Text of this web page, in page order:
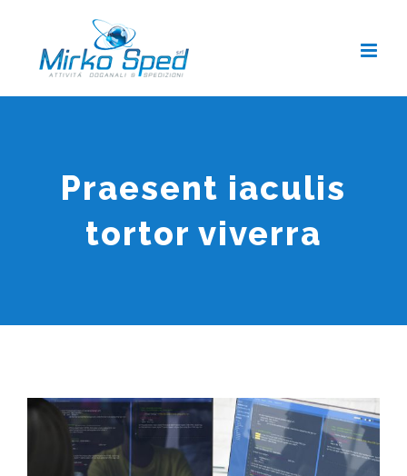
contenuto
Praesent iaculis
tortor viverra
Ingrandisci
immagine